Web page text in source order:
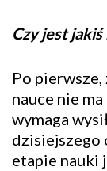
Czy jest jakiś
Po pierwsze,
nauce nie
wymaga
dzisiejszego
etapie nauki